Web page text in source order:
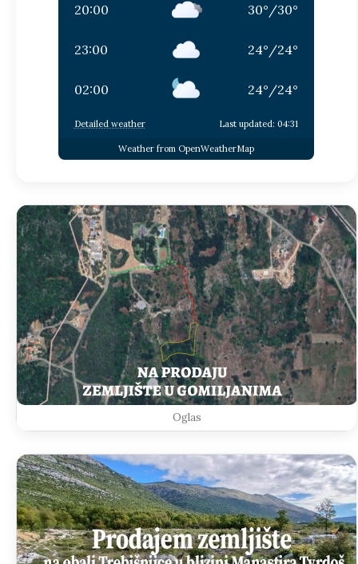
20:00 30° /30°
23:00 24° /24°
02:00 24° /24°
Detailed weather Last updated: 04:31
Weather from OpenWeatherMap
Oglas